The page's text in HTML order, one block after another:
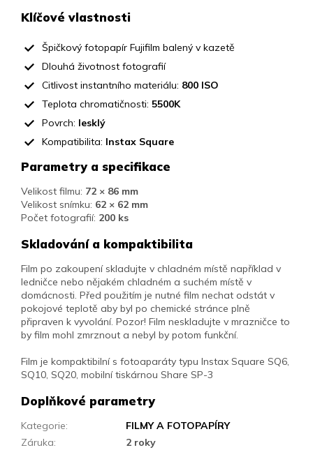
Klíčové vlastnosti
Špičkový fotopapír Fujifilm balený v kazetě
Dlouhá životnost fotografií
Citlivost instantního materiálu: 800 ISO
Teplota chromatičnosti: 5500K
Povrch: lesklý
Kompatibilita: Instax Square
Parametry a specifikace
Velikost filmu: 72 × 86 mm
Velikost snímku: 62 × 62 mm
Počet fotografií: 200 ks
Skladování a kompaktibilita
Film po zakoupení skladujte v chladném místě například v
ledničce nebo nějakém chladném a suchém místě v
domácnosti. Před použitím je nutné film nechat odstát v
pokojové teplotě aby byl po chemické stránce plně
připraven k vyvolání. Pozor! Film neskladujte v mrazničce to
by film mohl zmrznout a nebyl by potom funkční.
Film je kompaktibilní s fotoaparáty typu Instax Square SQ6,
SQ10, SQ20, mobilní tiskárnou Share SP-3
Doplňkové parametry
Kategorie:
FILMY A FOTOPAPÍRY
Záruka:
2 roky